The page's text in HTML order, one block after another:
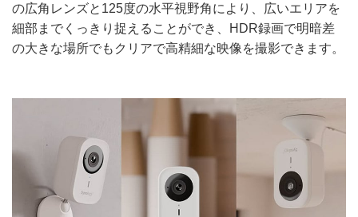
の広角レンズと125度の水平視野角により、広いエリアを
細部までくっきり捉えることができ、HDR録画で明暗差
の大きな場所でもクリアで高精細な映像を撮影できます。